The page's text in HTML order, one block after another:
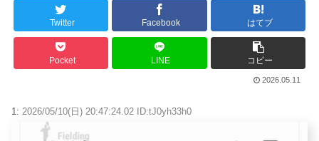
Powered by livedoor 相互RSS
Twitter Facebook はてブ
Pocket LINE コピー
2026.05.11
1: 2026/05/10(日) 20:47:24.02 ID:tJ0yh33h0